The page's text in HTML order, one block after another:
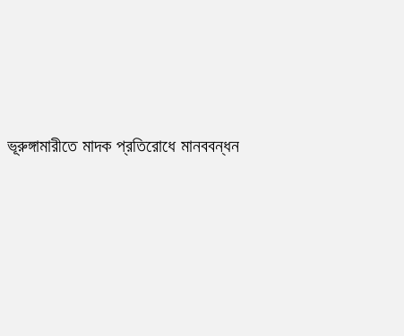
ভূরুঙ্গামারীতে মাদক প্রতিরোধে মানববন্ধন